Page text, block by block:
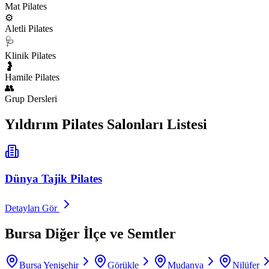
Mat Pilates
⚙️
Aletli Pilates
🩺
Klinik Pilates
🤰
Hamile Pilates
👥
Grup Dersleri
Yıldırım Pilates Salonları Listesi
Dünya Tajik Pilates
Detayları Gör
Bursa Diğer İlçe ve Semtler
Bursa Yenişehir Görükle Mudanya Nilüfer